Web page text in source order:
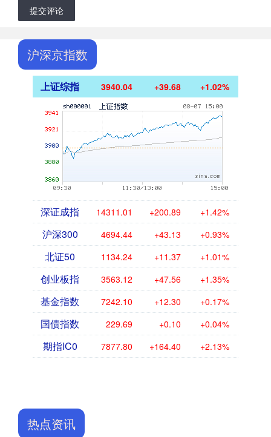
提交评论
沪深京指数
上证综指 3940.04 +39.68 +1.02%
深证成指 14311.01 +200.89 +1.42%
沪深300 4694.44 +43.13 +0.93%
北证50 1134.24 +11.37 +1.01%
创业板指 3563.12 +47.56 +1.35%
基金指数 7242.10 +12.30 +0.17%
国债指数 229.69 +0.10 +0.04%
期指IC0 7877.80 +164.40 +2.13%
热点资讯